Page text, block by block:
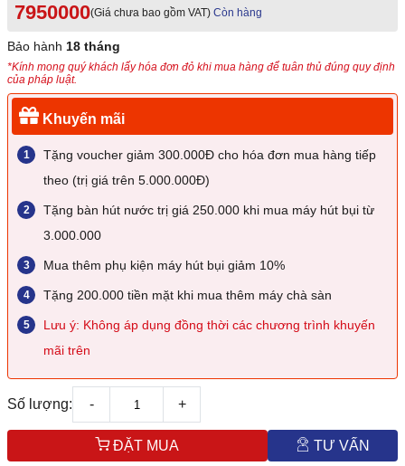
7950000(Giá chưa bao gồm VAT) Còn hàng
Bảo hành 18 tháng
*Kính mong quý khách lấy hóa đơn đỏ khi mua hàng để tuân thủ đúng quy định
của pháp luật.
Khuyến mãi
Tặng voucher giảm 300.000Đ cho hóa đơn mua hàng tiếp
theo (trị giá trên 5.000.000Đ)
Tặng bàn hút nước trị giá 250.000 khi mua máy hút bụi từ
3.000.000
Mua thêm phụ kiện máy hút bụi giảm 10%
Tặng 200.000 tiền mặt khi mua thêm máy chà sàn
Lưu ý: Không áp dụng đồng thời các chương trình khuyến
mãi trên
Số lượng: - +
ĐẶT MUA TƯ VẤN